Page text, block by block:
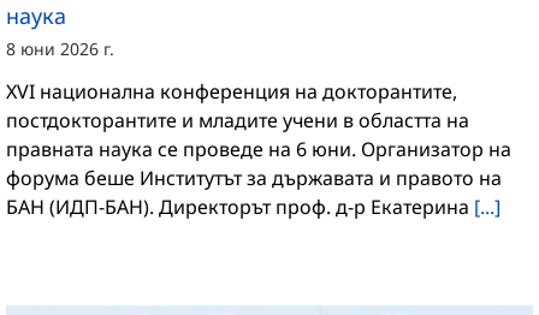
наука
8 юни 2026 г.
XVI национална конференция на докторантите,
постдокторантите и младите учени в областта на
правната наука се проведе на 6 юни. Организатор на
форума беше Институтът за държавата и правото на
БАН (ИДП-БАН). Директорът проф. д-р Екатерина [...]